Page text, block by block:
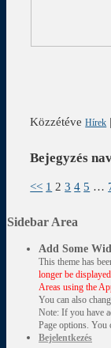
Közzétéve Hírek
Bejegyzés
<< 1 2 3 4 5 …
Sidebar Area
Add Some
This theme has
longer be
Areas using the
You can also
Note: If you have
Page options. You
Bejelentkezés